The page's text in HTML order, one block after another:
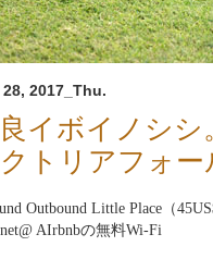
28, 2017_Thu.
イボイノシシ
トリアフォ
Outbound Little Place（
AIrbnbの無料Wi-Fi